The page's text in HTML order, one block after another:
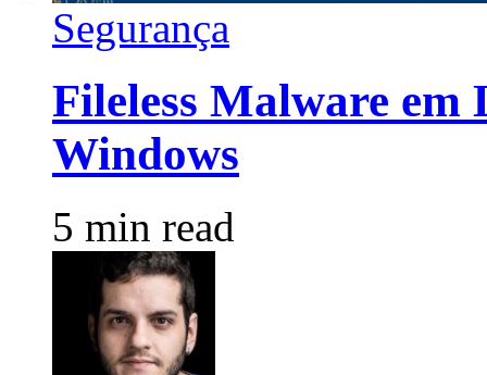
Segurança
Fileless Malware em
Windows
5 min read